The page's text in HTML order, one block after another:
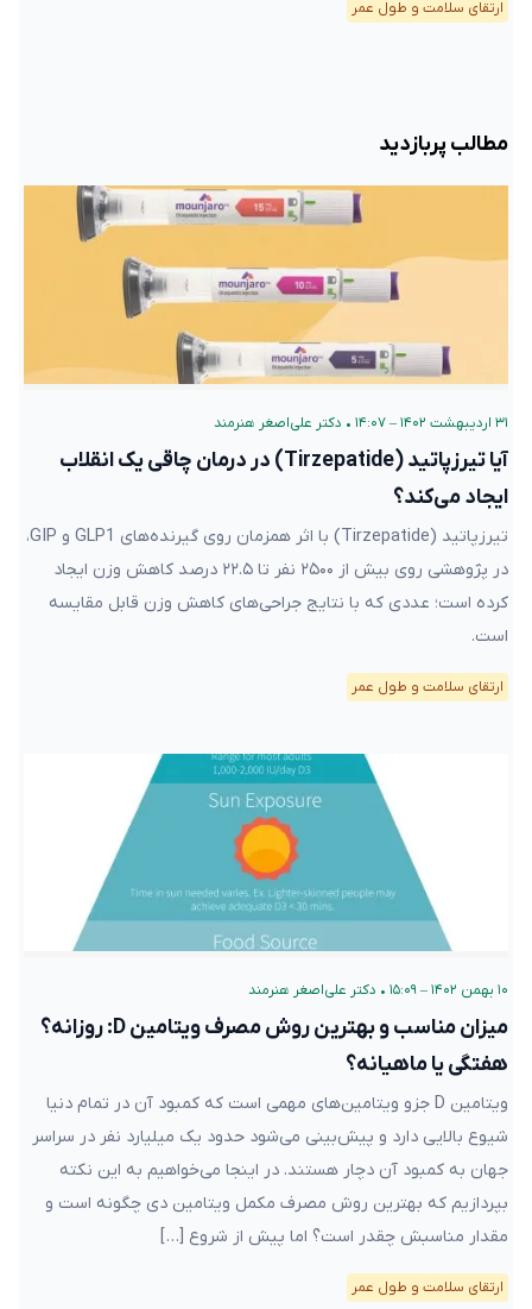
ارتقای سلامت و طول عمر
مطالب پربازدید
۳۱ اردیبهشت ۱۴۰۲ – ۱۴:۰۷ • دکتر علی‌اصغر هنرمند
آیا تیرزپاتید (Tirzepatide) در درمان چاقی یک انقلاب
ایجاد می‌کند؟
تیرزپاتید (Tirzepatide) با اثر همزمان روی گیرنده‌های GLP1 و GIP،
در پژوهشی روی بیش از ۲۵۰۰ نفر تا ۲۲.۵ درصد کاهش وزن ایجاد
کرده است؛ عددی که با نتایج جراحی‌های کاهش وزن قابل مقایسه
است.
ارتقای سلامت و طول عمر
۱۰ بهمن ۱۴۰۲ – ۱۵:۰۹ • دکتر علی‌اصغر هنرمند
میزان مناسب و بهترین روش مصرف ویتامین D: روزانه؟
هفتگی یا ماهیانه؟
ویتامین D جزو ویتامین‌های مهمی است که کمبود آن در تمام دنیا
شیوع بالایی دارد و پیش‌بینی می‌شود حدود یک میلیارد نفر در سراسر
جهان به کمبود آن دچار هستند. در اینجا می‌خواهیم به این نکته
بپردازیم که بهترین روش مصرف مکمل ویتامین دی چگونه است و
مقدار مناسبش چقدر است؟ اما پیش از شروع […]
ارتقای سلامت و طول عمر